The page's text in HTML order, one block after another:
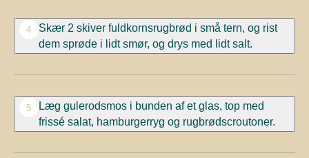
4
Skær 2 skiver fuldkornsrugbrød i små tern, og rist
dem sprøde i lidt smør, og drys med lidt salt.
5
Læg gulerodsmos i bunden af et glas, top med
frissé salat, hamburgerryg og rugbrødscroutoner.